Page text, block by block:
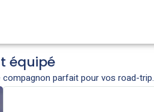
équipé
parfait pour vos road-trip.